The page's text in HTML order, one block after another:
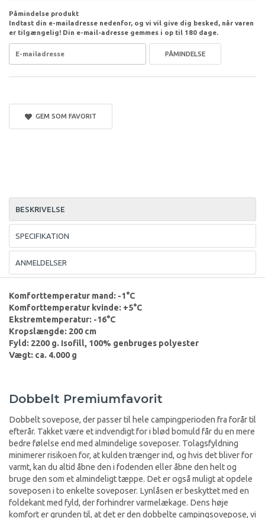
Påmindelse produkt
Indtast din e-mailadresse nedenfor, og vi vil give dig besked, når varen
er tilgængelig! Din e-mail-adresse gemmes i op til 180 dage.
PÅMINDELSE
GEM SOM FAVORIT
BESKRIVELSE
SPECIFIKATION
ANMELDELSER
Komforttemperatur mand: -1°C
Komforttemperatur kvinde: +5°C
Ekstremtemperatur: -16°C
Kropslængde: 200 cm
Fyld: 2200 g. Isofill, 100% genbruges polyester
Vægt: ca. 4.000 g
Dobbelt Premiumfavorit
Dobbelt sovepose, der passer til hele campingperioden fra forår til
efterår. Takket være et indvendigt for i blød bomuld får du en mere
bedre følelse end med almindelige soveposer. Tolagsfyldning
minimerer risikoen for, at kulden trænger ind, og hvis det bliver for
varmt, kan du altid åbne den i fodenden eller åbne den helt og
bruge den som et almindeligt tæppe. Det er også muligt at opdele
soveposen i to enkelte soveposer. Lynlåsen er beskyttet med en
foldekant med fyld, der forhindrer varmelækage. Dens høje
komfort er grunden til, at det er den dobbelte campingsovepose, vi